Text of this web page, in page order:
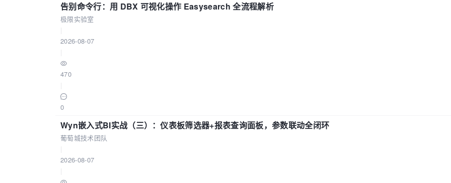
告别命令行：用 DBX 可视化操作 Easysearch 全流程解析
极限实验室
2026-08-07
470
0
Wyn嵌入式BI实战（三）：仪表板筛选器+报表查询面板，参数联动全闭环
葡萄城技术团队
2026-08-07